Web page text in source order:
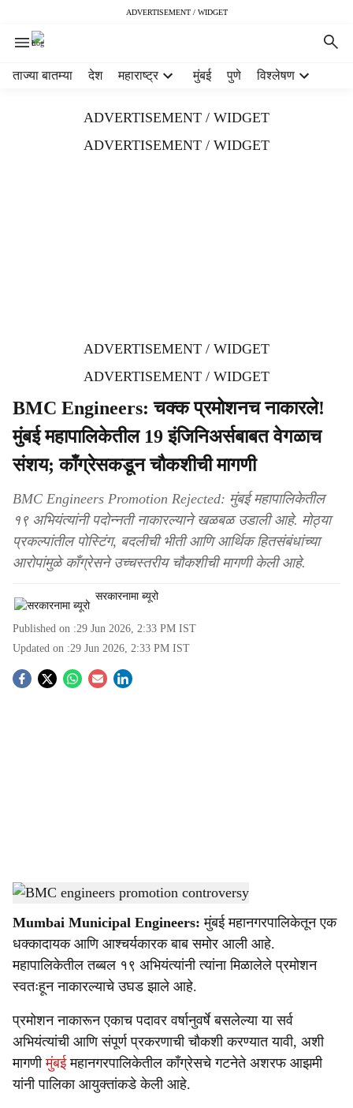
ADVERTISEMENT / WIDGET
ताज्या बातम्या देश महाराष्ट्र मुंबई पुणे विश्लेषण
ADVERTISEMENT / WIDGET
ADVERTISEMENT / WIDGET
ADVERTISEMENT / WIDGET
ADVERTISEMENT / WIDGET
BMC Engineers: चक्क प्रमोशनच नाकारले!
मुंबई महापालिकेतील 19 इंजिनिअर्सबाबत वेगळाच
संशय; काँग्रेसकडून चौकशीची मागणी
BMC Engineers Promotion Rejected: मुंबई महापालिकेतील
१९ अभियंत्यांनी पदोन्नती नाकारल्याने खळबळ उडाली आहे. मोठ्या
प्रकल्पांतील पोस्टिंग, बदलीची भीती आणि आर्थिक हितसंबंधांच्या
आरोपांमुळे काँग्रेसने उच्चस्तरीय चौकशीची मागणी केली आहे.
सरकारनामा ब्यूरो
Published on :29 Jun 2026, 2:33 PM IST
Updated on :29 Jun 2026, 2:33 PM IST
S
a
r
BMC engineers promotion controversy-Sarkarnama
Mumbai Municipal Engineers: मुंबई महानगरपालिकेतून एक
धक्कादायक आणि आश्चर्यकारक बाब समोर आली आहे.
महापालिकेतील तब्बल १९ अभियंत्यांनी त्यांना मिळालेले प्रमोशन
स्वतःहून नाकारल्याचे उघड झाले आहे.
प्रमोशन नाकारून एकाच पदावर वर्षानुवर्षे बसलेल्या या सर्व
अभियंत्यांची आणि संपूर्ण प्रकरणाची चौकशी करण्यात यावी, अशी
मागणीमुंबईमहानगरपालिकेतील काँग्रेसचे गटनेते अशरफ आझमी
यांनी पालिका आयुक्तांकडे केली आहे.